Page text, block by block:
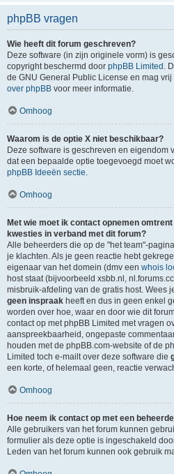
phpBB vragen
Wie heeft dit forum geschreven?
Deze software (in zijn originele vorm) is
copyright beschermd door phpBB Limited .
de GNU General Public License en mag
over phpBB voor meer informatie.
Omhoog
Waarom is de optie X niet beschikbaar?
Deze software is geschreven en eigendom
dat een bepaalde optie toegevoegd moet
phpBB Ideeën sectie.
Omhoog
Met wie moet ik contact opnemen
kwesties in verband met dit forum?
Alle beheerders die op de "het team"-
je klachten. Als je geen reactie hebt
eigenaar van het domein (dmv een whois
host staat (bijvoorbeeld xsbb.nl,
misbruik-afdeling van de gratis host. Wees
geen inspraak heeft en dus in geen enkel
worden over hoe, waar en door wie dit
contact op met phpBB Limited met vragen
aanspreekbaarheid, ongepaste
houden met de phpBB.com-website of de
Limited toch e-mailt over deze software die
een korte, of helemaal geen, reactie
Omhoog
Hoe neem ik contact op met een
Alle gebruikers van het forum kunnen
formulier als deze optie is ingeschakeld
Leden van het forum kunnen ook gebruik